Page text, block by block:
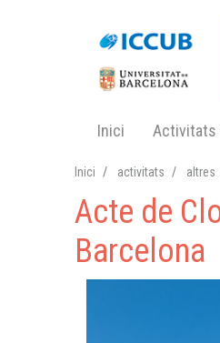
Navegació
Inici Activitats
Inici activitats altres
Acte de
Barcelona